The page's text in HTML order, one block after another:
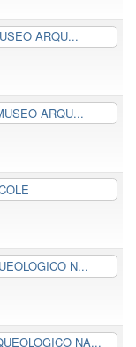
ARQU...
ARQU...
N...
NA...